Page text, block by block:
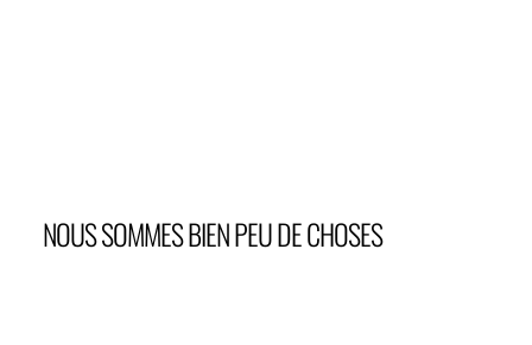
NOUS SOMMES BIEN PEU DE CHOSES